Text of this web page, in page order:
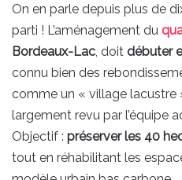
On en parle depuis plus de
parti ! L’aménagement du
Bordeaux-Lac, doit débuter
connu bien des
comme un « village lacustre
largement revu par l’équipe
Objectif : préserver les 40
tout en réhabilitant les